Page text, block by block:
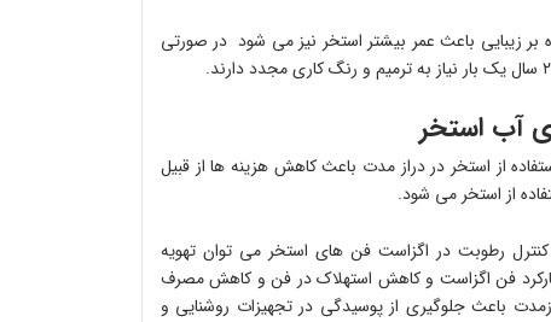
بر زیبایی باعث عمر بیشتر استخر نیز می شود در صورتی
از استخر در دراز مدت باعث کاهش هزینه ها از قبیل
از استخر می شود.
کنترل رطوبت در اگزاست فن های استخر می توان تهویه
کارکرد فن اگزاست و کاهش استهلاک در فن و کاهش مصرف
باعث جلوگیری از پوسیدگی در تجهیزات روشنایی و